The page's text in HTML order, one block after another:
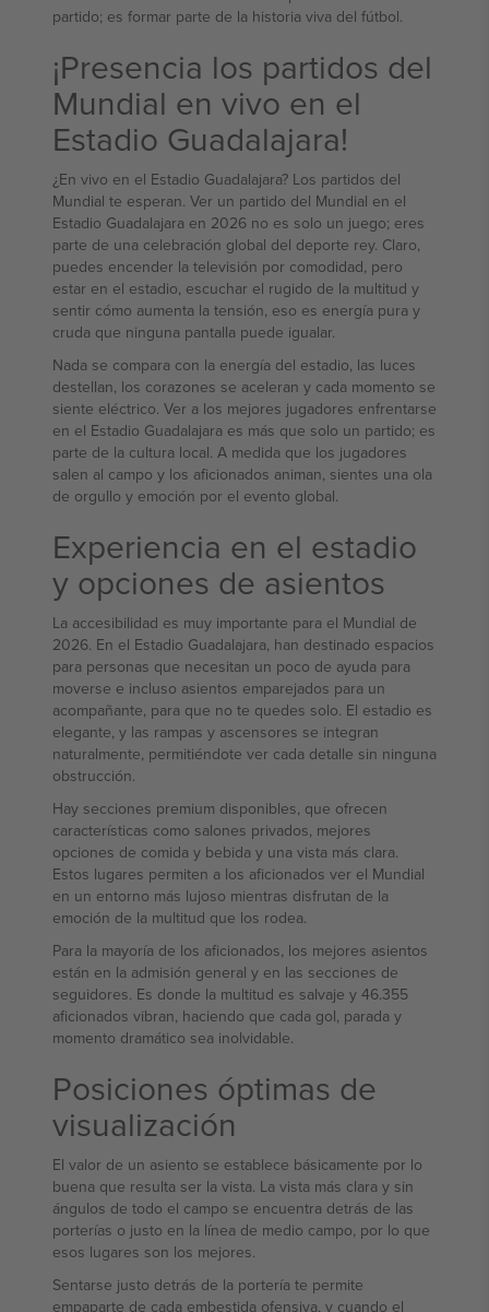
partido; es formar parte de la historia viva del fútbol.
¡Presencia los partidos del
Mundial en vivo en el
Estadio Guadalajara!
¿En vivo en el Estadio Guadalajara? Los partidos del
Mundial te esperan. Ver un partido del Mundial en el
Estadio Guadalajara en 2026 no es solo un juego; eres
parte de una celebración global del deporte rey. Claro,
puedes encender la televisión por comodidad, pero
estar en el estadio, escuchar el rugido de la multitud y
sentir cómo aumenta la tensión, eso es energía pura y
cruda que ninguna pantalla puede igualar.
Nada se compara con la energía del estadio, las luces
destellan, los corazones se aceleran y cada momento se
siente eléctrico. Ver a los mejores jugadores enfrentarse
en el Estadio Guadalajara es más que solo un partido; es
parte de la cultura local. A medida que los jugadores
salen al campo y los aficionados animan, sientes una ola
de orgullo y emoción por el evento global.
Experiencia en el estadio
y opciones de asientos
La accesibilidad es muy importante para el Mundial de
2026. En el Estadio Guadalajara, han destinado espacios
para personas que necesitan un poco de ayuda para
moverse e incluso asientos emparejados para un
acompañante, para que no te quedes solo. El estadio es
elegante, y las rampas y ascensores se integran
naturalmente, permitiéndote ver cada detalle sin ninguna
obstrucción.
Hay secciones premium disponibles, que ofrecen
características como salones privados, mejores
opciones de comida y bebida y una vista más clara.
Estos lugares permiten a los aficionados ver el Mundial
en un entorno más lujoso mientras disfrutan de la
emoción de la multitud que los rodea.
Para la mayoría de los aficionados, los mejores asientos
están en la admisión general y en las secciones de
seguidores. Es donde la multitud es salvaje y 46.355
aficionados vibran, haciendo que cada gol, parada y
momento dramático sea inolvidable.
Posiciones óptimas de
visualización
El valor de un asiento se establece básicamente por lo
buena que resulta ser la vista. La vista más clara y sin
ángulos de todo el campo se encuentra detrás de las
porterías o justo en la línea de medio campo, por lo que
esos lugares son los mejores.
Sentarse justo detrás de la portería te permite
empaparte de cada embestida ofensiva, y cuando el